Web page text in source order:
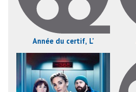
Année du certif, L'